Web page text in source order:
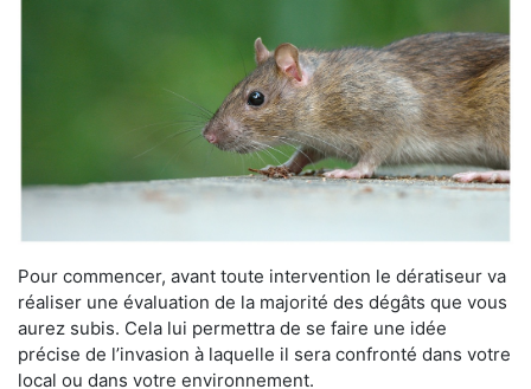
Pour commencer, avant toute intervention le dératiseur va
réaliser une évaluation de la majorité des dégâts que vous
aurez subis. Cela lui permettra de se faire une idée
précise de l’invasion à laquelle il sera confronté dans votre
local ou dans votre environnement.